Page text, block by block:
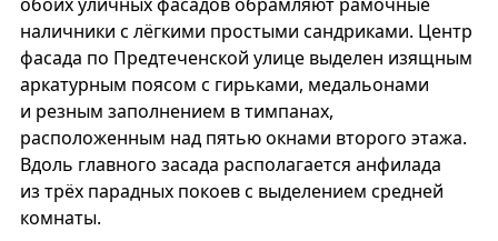
наличники с лёгкими простыми сандриками. Центр
фасада по Предтеченской улице выделен изящным
аркатурным поясом с гирьками, медальонами
и резным заполнением в тимпанах,
расположенным над пятью окнами второго этажа.
Вдоль главного засада располагается анфилада
из трёх парадных покоев с выделением средней
комнаты.